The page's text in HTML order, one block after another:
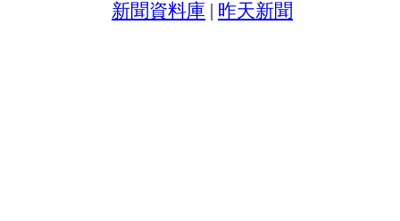
新聞資料庫 昨天新聞